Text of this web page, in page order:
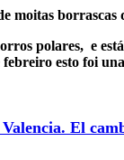
moitas borrascas
polares, e
esto foi
El